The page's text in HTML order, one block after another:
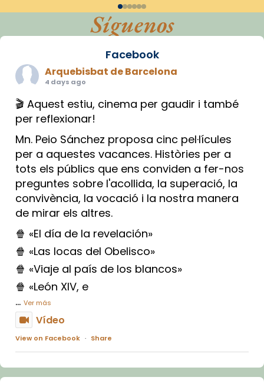
Síguenos
Facebook
Arquebisbat de Barcelona
4 days ago
🎬 Aquest estiu, cinema per gaudir i també
per reflexionar!
Mn. Peio Sánchez proposa cinc pel·lícules
per a aquestes vacances. Històries per a
tots els públics que ens conviden a fer-nos
preguntes sobre l'acollida, la superació, la
convivència, la vocació i la nostra manera
de mirar els altres.
🍿 «El día de la revelación»
🍿 «Las locas del Obelisco»
🍿 «Viaje al país de los blancos»
🍿 «León XIV, e
... Ver más
Vídeo
View on Facebook · Share
Arquebisbat de Barcelona